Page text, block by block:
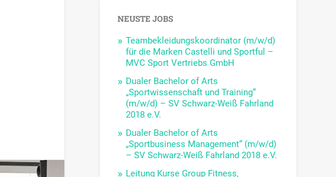
NEUSTE JOBS
Teambekleidungskoordinator (m/w/d)
für die Marken Castelli und Sportful –
MVC Sport Vertriebs GmbH
Dualer Bachelor of Arts
„Sportwissenschaft und Training“
(m/w/d) – SV Schwarz-Weiß Fahrland
2018 e.V.
Dualer Bachelor of Arts
„Sportbusiness Management“ (m/w/d)
– SV Schwarz-Weiß Fahrland 2018 e.V.
Leitung Kurse Group Fitness,